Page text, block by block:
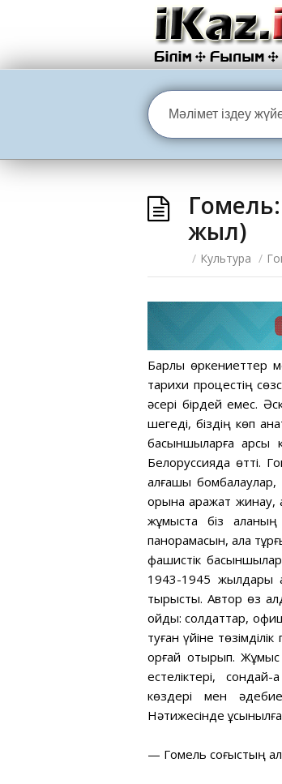
жыл)
/ Культура /
Барлық өркениеттер
тарихи процестің
әсері бірдей емес.
шегеді, біздің көп
басқыншыларға
Белоруссияда өтті.
алғашқы
қорына қаражат
жұмыста біз
панорамасын, қала
фашистік
1943-1945 жылдары
тырыстық. Автор өз
қойды: солдаттар,
туған үйіне
қорғай отырып.
естеліктері,
көздері мен
Нәтижесінде
— Гомель соғыстың